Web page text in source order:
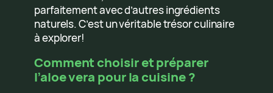
parfaitement avec d’autres ingrédients
naturels. C’est un véritable trésor culinaire
à explorer!
Comment choisir et préparer
l’aloe vera pour la cuisine ?